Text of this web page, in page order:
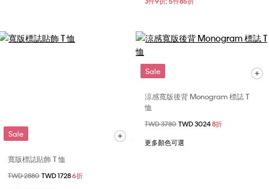
Sale
寬版標誌貼飾 T 恤
價格扣減從
TWD 2880 至
TWD 17286折
Sale
涼感寬版後背 Monogram 標誌 T
恤
價格扣減從
TWD 3780 至
TWD 30248折
更多顏色可選